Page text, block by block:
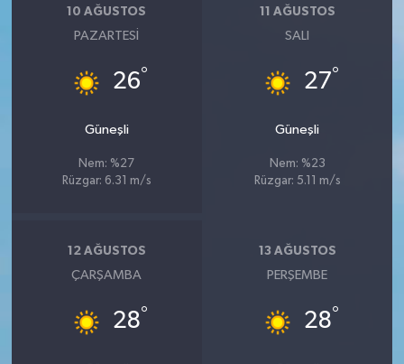
10 AĞUSTOS
PAZARTESI
26°
Güneşli
Nem: %27
Rüzgar: 6.31 m/s
11 AĞUSTOS
SALI
27°
Güneşli
Nem: %23
Rüzgar: 5.11 m/s
12 AĞUSTOS
ÇARŞAMBA
28°
13 AĞUSTOS
PERŞEMBE
28°